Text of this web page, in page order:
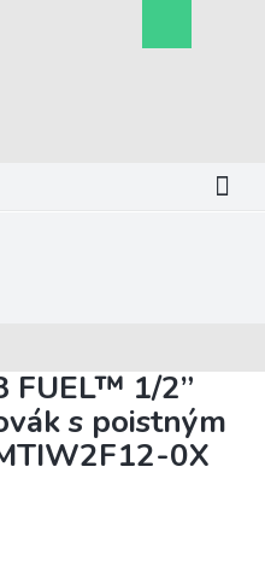
košík
FUEL™ 1/2”
s poistným
0X